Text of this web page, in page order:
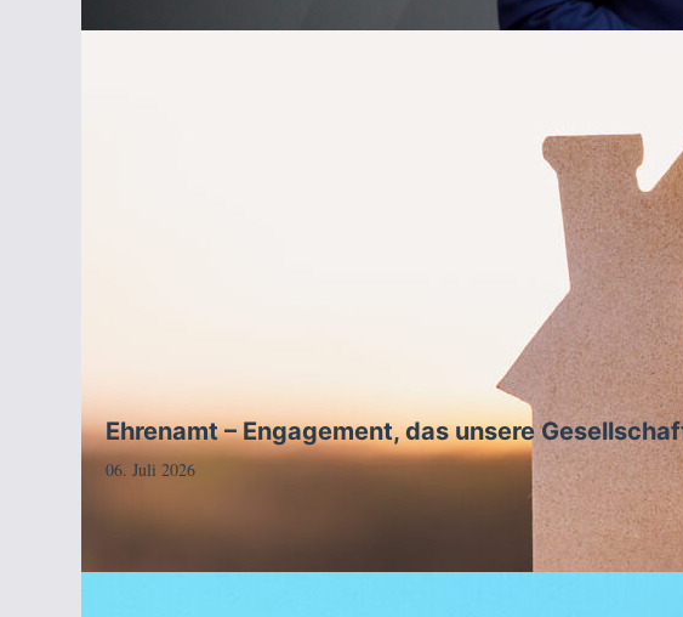
Ehrenamt – Engagement, das unsere
06. Juli 2026